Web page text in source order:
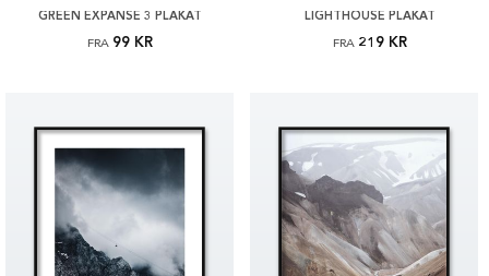
GREEN EXPANSE 3 PLAKAT
FRA 99 KR
LIGHTHOUSE PLAKAT
FRA 219 KR